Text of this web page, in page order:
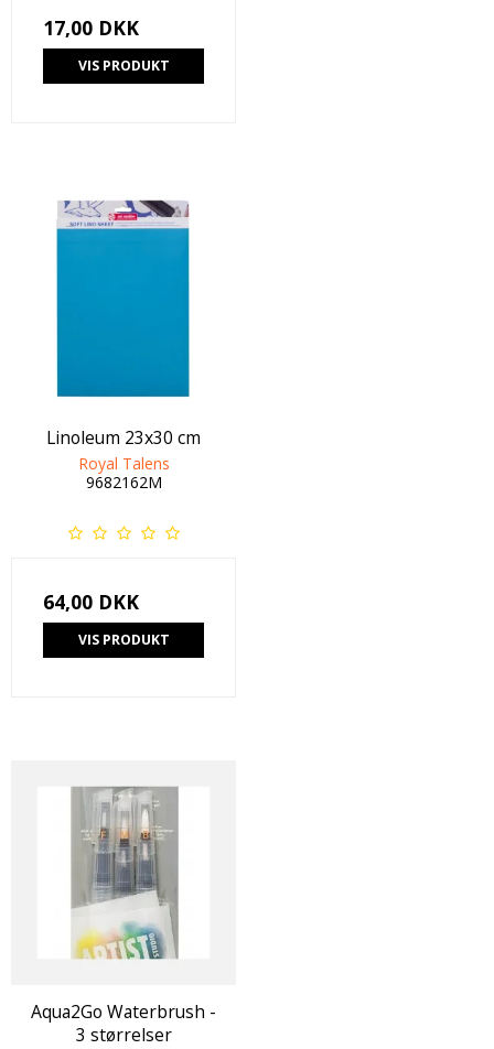
17,00 DKK
VIS PRODUKT
Linoleum 23x30 cm
Royal Talens
9682162M
64,00 DKK
VIS PRODUKT
Aqua2Go Waterbrush -
3 størrelser